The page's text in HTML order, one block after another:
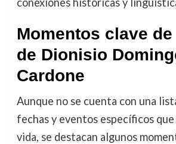
Momentos clave
de Dionisio
Cardone
Aunque no se cuenta con una
fechas y eventos específicos
vida, se destacan algunos